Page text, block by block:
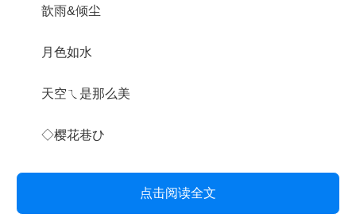
歆雨&倾尘
月色如水
天空ㄟ是那么美
◇樱花巷ひ
点击阅读全文